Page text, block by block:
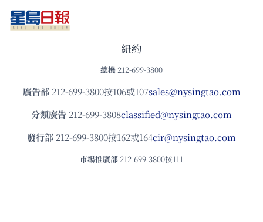
紐約
總機 212-699-3800
廣告部212-699-3800按106或107sales@nysingtao.com
分類廣告 212-699-3808classified@nysingtao.com
發⾏部 212-699-3800按162或164cir@nysingtao.com
市場推廣部 212-699-3800按111